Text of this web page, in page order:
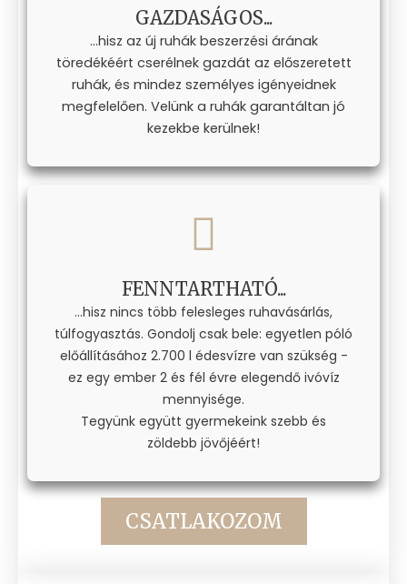
GAZDASÁGOS...
...hisz az új ruhák beszerzési árának
töredékéért cserélnek gazdát az előszeretett
ruhák, és mindez személyes igényeidnek
megfelelően. Velünk a ruhák garantáltan jó
kezekbe kerülnek!
FENNTARTHATÓ...
...hisz nincs több felesleges ruhavásárlás,
túlfogyasztás. Gondolj csak bele: egyetlen póló
előállításához 2.700 l édesvízre van szükség -
ez egy ember 2 és fél évre elegendő ivóvíz
mennyisége.
Tegyünk együtt gyermekeink szebb és
zöldebb jövőjéért!
CSATLAKOZOM